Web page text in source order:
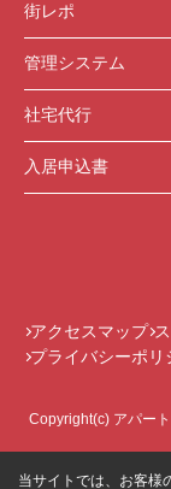
街レポ
管理システム
社宅代行
入居申込書
アクセスマップ
プライバシーポリ
Copyright(c) アパー
当サイトでは、お客様